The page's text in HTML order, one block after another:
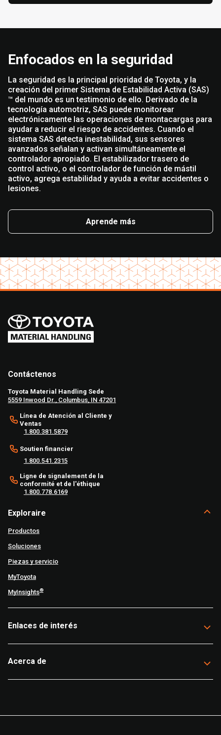
Enfocados en la seguridad
La seguridad es la principal prioridad de Toyota, y la
creación del primer Sistema de Estabilidad Activa (SAS)
™ del mundo es un testimonio de ello. Derivado de la
tecnología automotriz, SAS puede monitorear
electrónicamente las operaciones de montacargas para
ayudar a reducir el riesgo de accidentes. Cuando el
sistema SAS detecta inestabilidad, sus sensores
avanzados señalan y activan simultáneamente el
controlador apropiado. El estabilizador trasero de
control activo, o el controlador de función de mástil
activo, agrega estabilidad y ayuda a evitar accidentes o
lesiones.
Aprende más
Contáctenos
Toyota Material Handling Sede
5559 Inwood Dr., Columbus, IN 47201
Línea de Atención al Cliente y
Ventas
1.800.381.5879
Soutien financier
1.800.541.2315
Ligne de signalement de la
conformité et de l'éthique
1.800.778.6169
Exploraire
Productos
Soluciones
Piezas y servicio
MyToyota
MyInsights®
Enlaces de interés
Acerca de